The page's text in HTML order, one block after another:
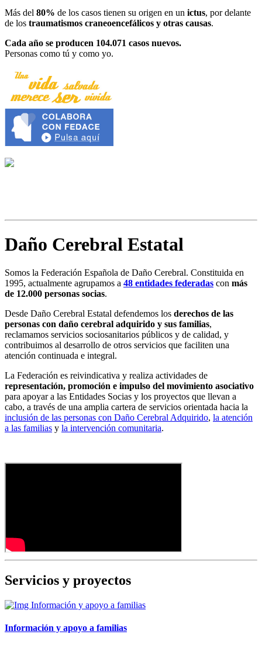
Más del 80% de los casos tienen su origen en un ictus, por delante
de los traumatismos craneoencefálicos y otras causas.
Cada año se producen 104.071 casos nuevos.
Personas como tú y como yo.
Daño Cerebral Estatal
Somos la Federación Española de Daño Cerebral. Constituida en
1995, actualmente agrupamos a 48 entidades federadas con más
de 12.000 personas socias.
Desde Daño Cerebral Estatal defendemos los derechos de las
personas con daño cerebral adquirido y sus familias,
reclamamos servicios sociosanitarios públicos y de calidad, y
contribuimos al desarrollo de otros servicios que faciliten una
atención continuada e integral.
La Federación es reivindicativa y realiza actividades de
representación, promoción e impulso del movimiento asociativo
para apoyar a las Entidades Socias y los proyectos que llevan a
cabo, a través de una amplia cartera de servicios orientada hacia la
inclusión de las personas con Daño Cerebral Adquirido, la atención
a las familias y la intervención comunitaria.
Servicios y proyectos
Información y apoyo a familias